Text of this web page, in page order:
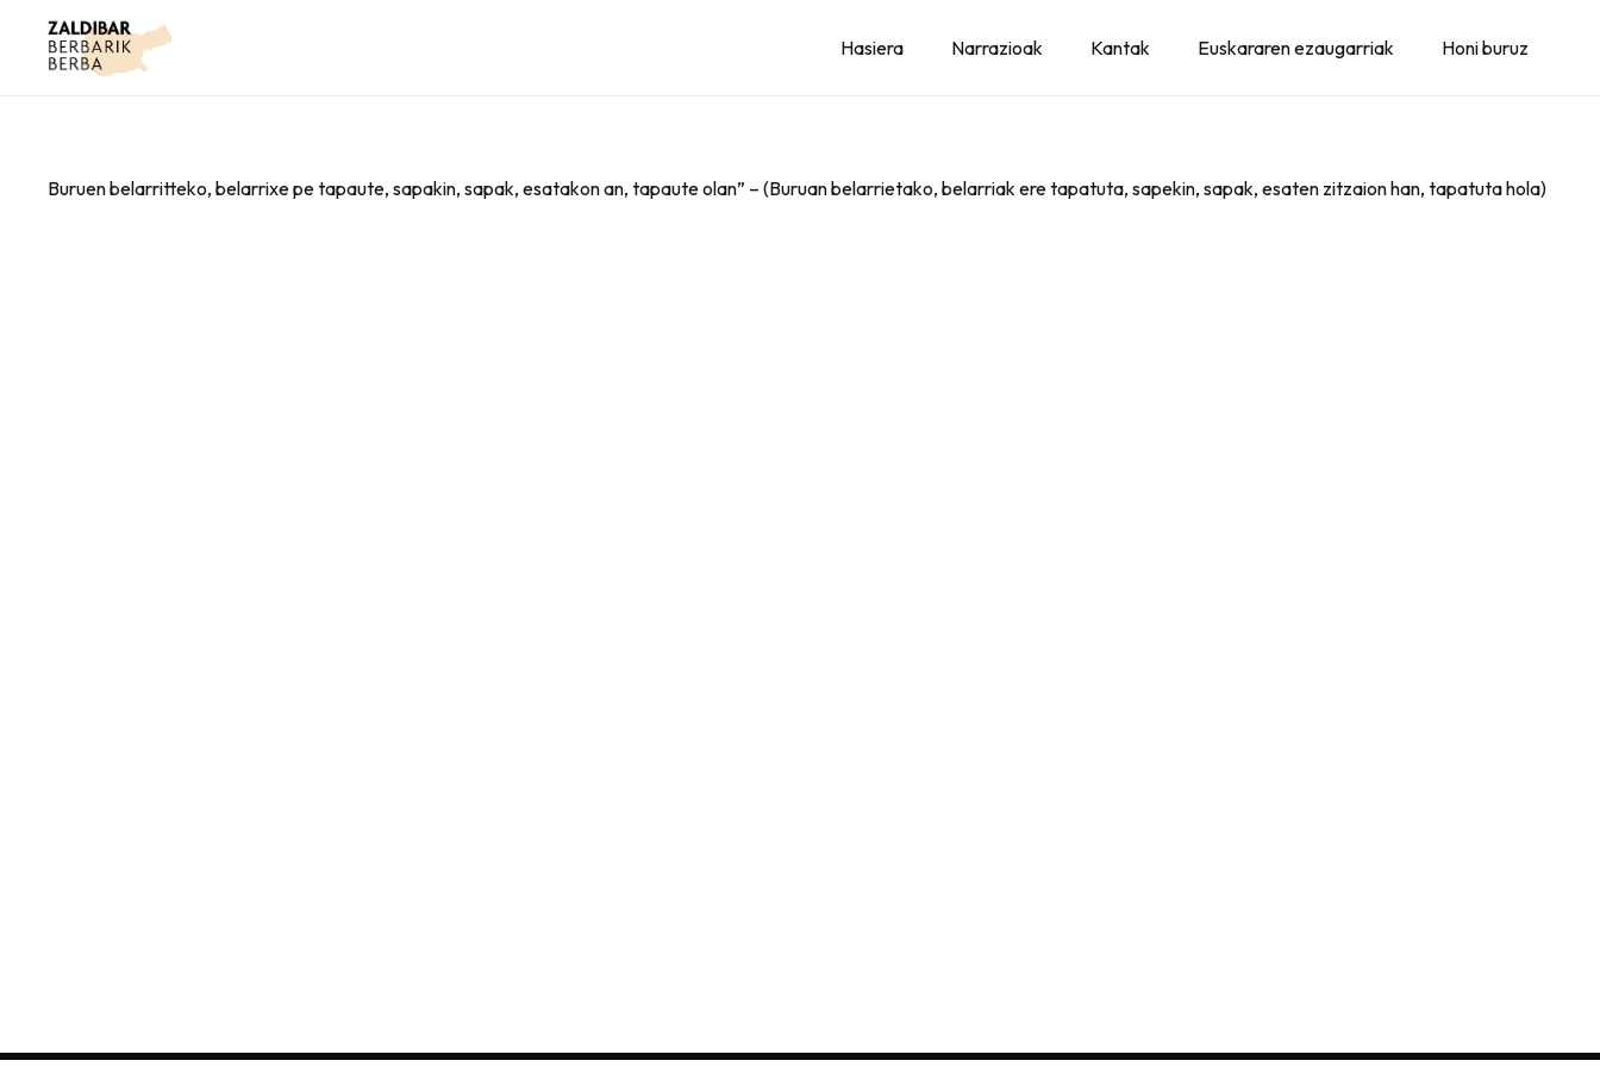
Hasiera Narrazioak Kantak Euskararen ezaugarriak Honi buruz
Buruen belarritteko, belarrixe pe tapaute, sapakin, sapak, esatakon an, tapaute olan” – (Buruan belarrietako, belarriak ere tapatuta, sapekin, sapak, esaten zitzaion han, tapatuta hola)